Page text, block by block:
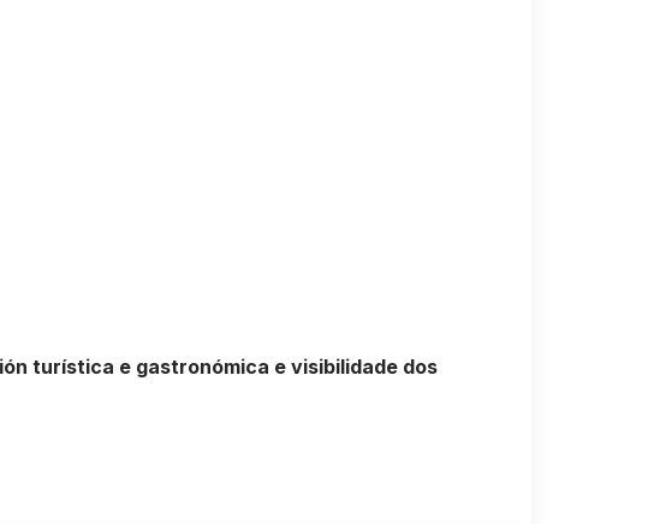
turística e gastronómica e visibilidade dos